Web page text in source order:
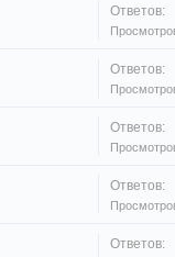
Ответов:
Ответов:
Ответов:
Ответов:
Ответов: